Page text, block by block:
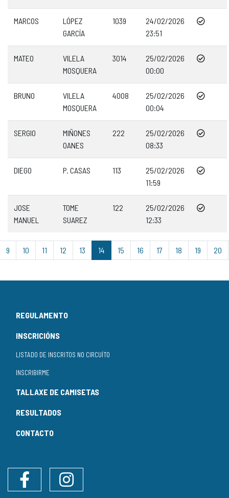
MARCOS
LÓPEZ
GARCÍA
1039
24/02/2026
23:51
MATEO
VILELA
MOSQUERA
3014
25/02/2026
00:00
BRUNO
VILELA
MOSQUERA
4008
25/02/2026
00:04
SERGIO
MIÑONES
OANES
222
25/02/2026
08:33
DIEGO P. CASAS 113
25/02/2026
11:59
JOSE
MANUEL
TOME
SUAREZ
122
25/02/2026
12:33
9 10 11 12 13 14 15 16 17 18 19 20
REGULAMENTO
INSCRICIÓNS
LISTADO DE INSCRITOS NO CIRCUÍTO
INSCRIBIRME
TALLAXE DE CAMISETAS
RESULTADOS
CONTACTO
Instagram